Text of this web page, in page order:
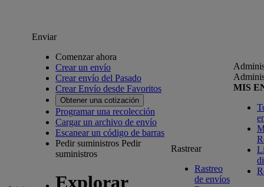
Enviar
Comenzar ahora
Crear un envío
Crear envío del Pasado
Crear Envío desde Favoritos
Obtener una cotización
Programar una recolección
Cargar un archivo de envío
Escanear un código de barras
Pedir suministros Pedir
suministros
Explorar
Rastrear
Rastreo
de envíos
MIS